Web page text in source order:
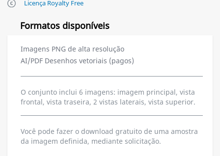
Licença Royalty Free
Formatos disponíveis
Imagens PNG de alta resolução
AI/PDF Desenhos vetoriais (pagos)
O conjunto inclui 6 imagens: imagem principal, vista
frontal, vista traseira, 2 vistas laterais, vista superior.
Você pode fazer o download gratuito de uma amostra
da imagem definida, mediante solicitação.